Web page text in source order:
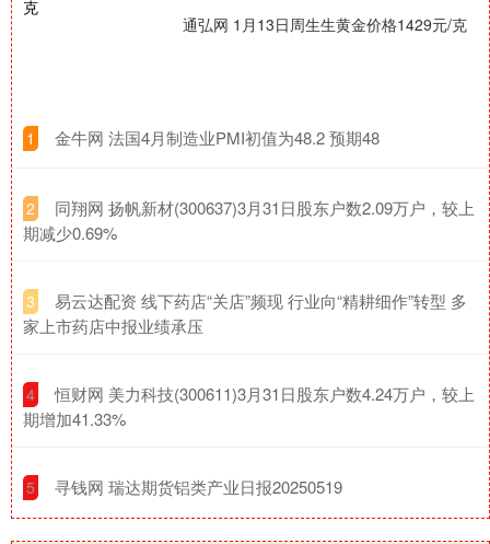
通弘网 1月13日周生生黄金价格1429元/克
1 ​金牛网 法国4月制造业PMI初值为48.2 预期48
2
​同翔网 扬帆新材(300637)3月31日股东户数2.09万户，较上
期减少0.69%
3
​易云达配资 线下药店“关店”频现 行业向“精耕细作”转型 多
家上市药店中报业绩承压
4
​恒财网 美力科技(300611)3月31日股东户数4.24万户，较上
期增加41.33%
5 ​寻钱网 瑞达期货铝类产业日报20250519